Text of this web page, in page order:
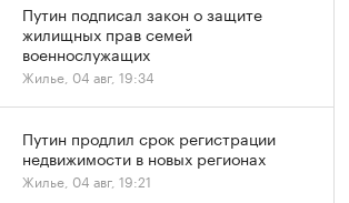
Путин подписал закон о защите
жилищных прав семей
военнослужащих
Жилье, 04 авг, 19:34
Путин продлил срок регистрации
недвижимости в новых регионах
Жилье, 04 авг, 19:21